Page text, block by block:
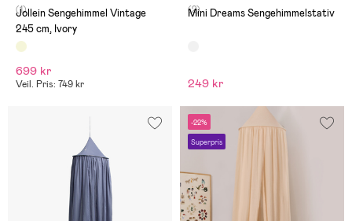
(1)
Jollein Sengehimmel Vintage
245 cm, Ivory
699 kr
Veil. Pris: 749 kr
(2)
Mini Dreams Sengehimmelstativ
249 kr
-22%
Superpris